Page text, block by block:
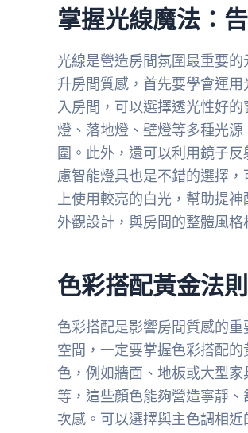
掌握光線魔法：
光線是營造房間氛圍最重要
升房間質感，首先要學會運用
入房間，可以選擇透光性好
燈、落地燈、壁燈等多種光
圍。此外，還可以利用鏡子
慮智能燈具也是不錯的選擇
上使用較亮的白光，幫助提
外觀設計，與房間的整體風
色彩搭配黃金法
色彩搭配是影響房間質感的
空間，一定要掌握色彩搭配
色，例如牆面、地板或大型
等，這些顏色能夠營造寧靜
次感。可以選擇與主色調相